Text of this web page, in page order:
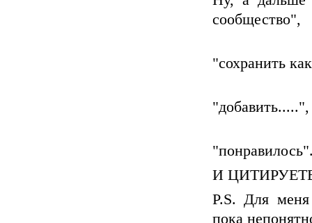
сообщество",
"сохранить
"добавить.....",
И
P.S. Для
пока